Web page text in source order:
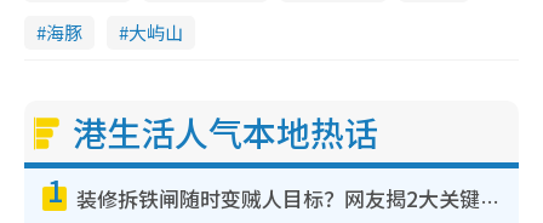
海豚
大屿山
港生活人气本地热话
1 装修拆铁闸随时变贼人目标？网友揭2大关键用途：装新款等于白装？附新旧铁闸分别